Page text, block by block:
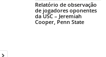
Relatório de observação
de jogadores oponentes
da USC – Jeremiah
Cooper, Penn State